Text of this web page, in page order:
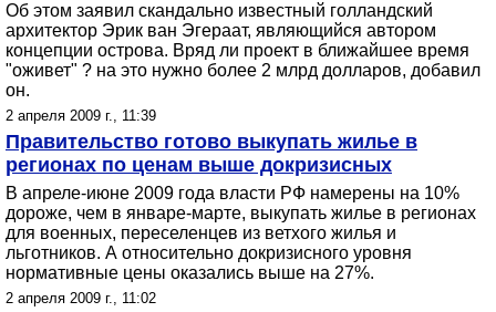
Об этом заявил скандально известный голландский
архитектор Эрик ван Эгераат, являющийся автором
концепции острова. Вряд ли проект в ближайшее время
"оживет" ? на это нужно более 2 млрд долларов, добавил
он.
2 апреля 2009 г., 11:39
Правительство готово выкупать жилье в
регионах по ценам выше докризисных
В апреле-июне 2009 года власти РФ намерены на 10%
дороже, чем в январе-марте, выкупать жилье в регионах
для военных, переселенцев из ветхого жилья и
льготников. А относительно докризисного уровня
нормативные цены оказались выше на 27%.
2 апреля 2009 г., 11:02